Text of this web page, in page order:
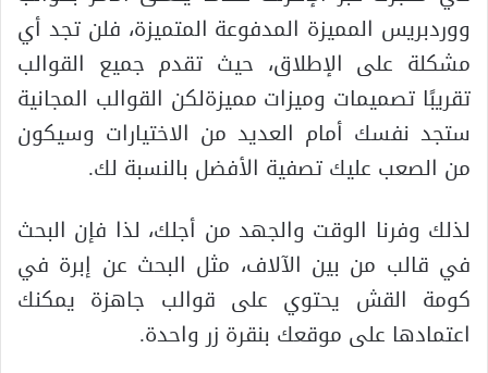
ووردبريس المميزة المدفوعة المتميزة، فلن تجد أي
مشكلة على الإطلاق، حيث تقدم جميع القوالب
تقريبًا تصميمات وميزات مميزةلكن القوالب المجانية
ستجد نفسك أمام العديد من الاختيارات وسيكون
من الصعب عليك تصفية الأفضل بالنسبة لك.
لذلك وفرنا الوقت والجهد من أجلك، لذا فإن البحث
في قالب من بين الآلاف، مثل البحث عن إبرة في
كومة القش يحتوي على قوالب جاهزة يمكنك
اعتمادها على موقعك بنقرة زر واحدة.